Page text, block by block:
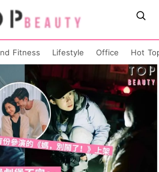
Fitness Lifestyle Office Hot